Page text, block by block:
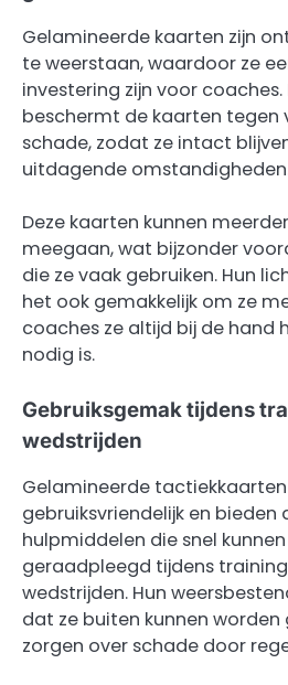
Gelamineerde kaarten zijn
te weerstaan, waardoor ze
investering zijn voor
beschermt de kaarten tegen
schade, zodat ze intact
uitdagende
Deze kaarten kunnen
meegaan, wat bijzonder
die ze vaak gebruiken. Hun
het ook gemakkelijk om ze
coaches ze altijd bij de hand
nodig is.
Gebruiksgemak tijdens
wedstrijden
Gelamineerde tactiekkaarten
gebruiksvriendelijk en bieden
hulpmiddelen die snel
geraadpleegd tijdens
wedstrijden. Hun
dat ze buiten kunnen
zorgen over schade door